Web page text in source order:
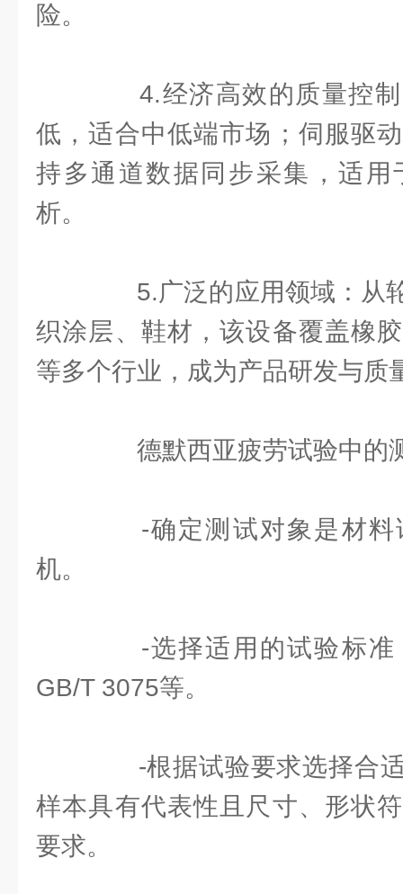
险。
4.经济高效的质量控制
低，适合中低端市场；伺服驱
持多通道数据同步采集，适用
析。
5.广泛的应用领域：从
织涂层、鞋材，该设备覆盖橡
等多个行业，成为产品研发与质
德默西亚疲劳试验中的
-确定测试对象是材料
机。
-选择适用的试验标准
GB/T 3075等。
-根据试验要求选择合适
样本具有代表性且尺寸、形状
要求。